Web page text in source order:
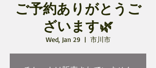
ご予約ありがとうご
ざいます🌿
Wed, Jan 29
  |
市川市